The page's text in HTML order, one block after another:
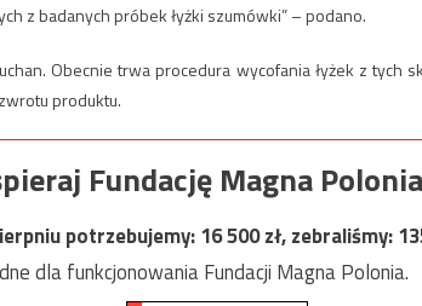
z badanych próbek łyżki szumówki” – podano.
Obecnie trwa procedura wycofania łyżek z tych
produktu.
Fundację Magna
potrzebujemy:16 500zł, zebraliśmy:
dla funkcjonowania Fundacji Magna Polonia.